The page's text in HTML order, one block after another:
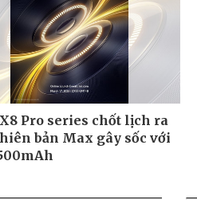
X8 Pro series chốt lịch ra
bản Max gây sốc với